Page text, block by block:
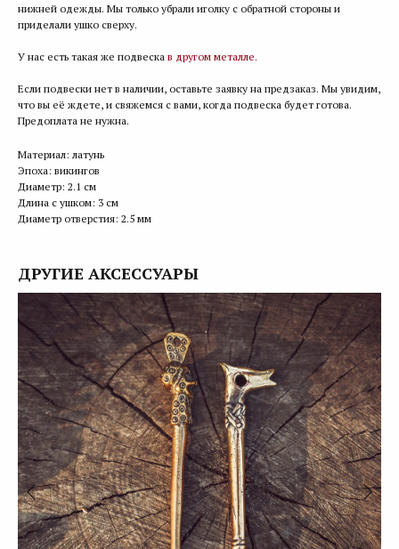
нижней одежды. Мы только убрали иголку с обратной стороны и
приделали ушко сверху.
У нас есть такая же подвеска в другом металле.
Если подвески нет в наличии, оставьте заявку на предзаказ. Мы увидим,
что вы её ждете, и свяжемся с вами, когда подвеска будет готова.
Предоплата не нужна.
Материал: латунь
Эпоха: викингов
Диаметр: 2.1 см
Длина с ушком: 3 см
Диаметр отверстия: 2.5 мм
ДРУГИЕ АКСЕССУАРЫ